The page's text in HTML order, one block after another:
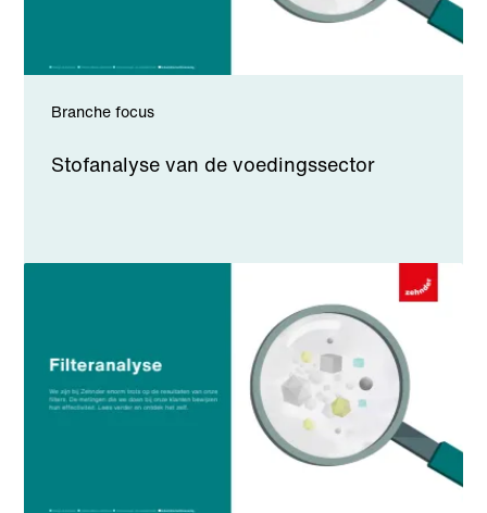
Branche focus
Stofanalyse van de voedingssector